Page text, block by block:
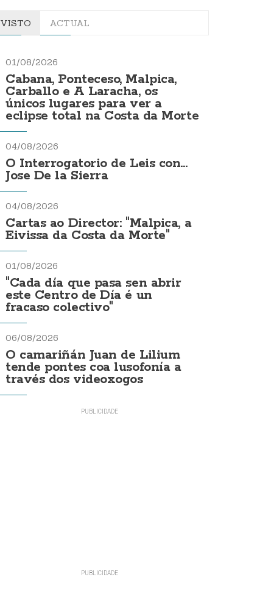
VISTO ACTUAL
01/08/2026
Cabana, Ponteceso, Malpica,
Carballo e A Laracha, os
únicos lugares para ver a
eclipse total na Costa da Morte
04/08/2026
O Interrogatorio de Leis con...
Jose De la Sierra
04/08/2026
Cartas ao Director: "Malpica, a
Eivissa da Costa da Morte"
01/08/2026
"Cada día que pasa sen abrir
este Centro de Día é un
fracaso colectivo"
06/08/2026
O camariñán Juan de Lilium
tende pontes coa lusofonía a
través dos videoxogos